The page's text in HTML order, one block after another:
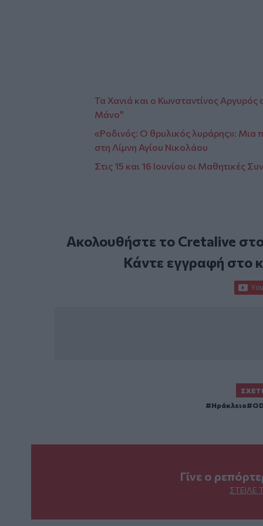
Τα Χανιά και ο Κωνσταντίνος Αργυρός
Μάνο"
«Ροδινός: O θρυλικός λυράρης»: Μια
στη Λίμνη Αγίου Νικολάου
Στις 15 και 16 Ιουνίου οι Μαθητικές
Ακολουθήστε το Cretalive
Κάντε εγγραφή στο
Ηράκλειο
Γίνε ο
ΣΤΕΊΛΕ